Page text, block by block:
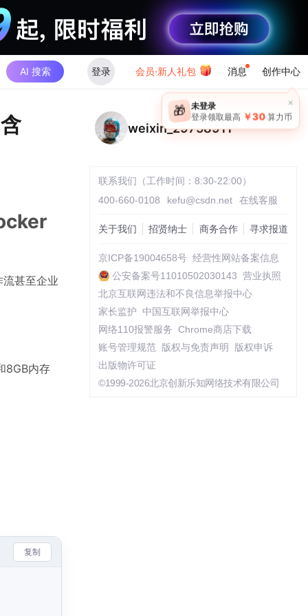
AI 搜索 登录 会员·新人礼包 消息 创作中心
×
🎁 未登录
登录领取最高 ￥30 算力币
甚至企业
8GB内存
复制
weixin_29758911
联系我们（工作时间：8:30-22:00）
400-660-0108
kefu@csdn.net 在线客服
关于我们 招贤纳士 商务合作 寻求报道
京ICP备19004658号 经营性网站备案信息
公安备案号11010502030143 营业执照
北京互联网违法和不良信息举报中心
家长监护
中国互联网举报中心
网络110报警服务 Chrome商店下载
账号管理规范
版权与免责声明
版权申诉
出版物许可证
©1999-2026北京创新乐知网络技术有限公司